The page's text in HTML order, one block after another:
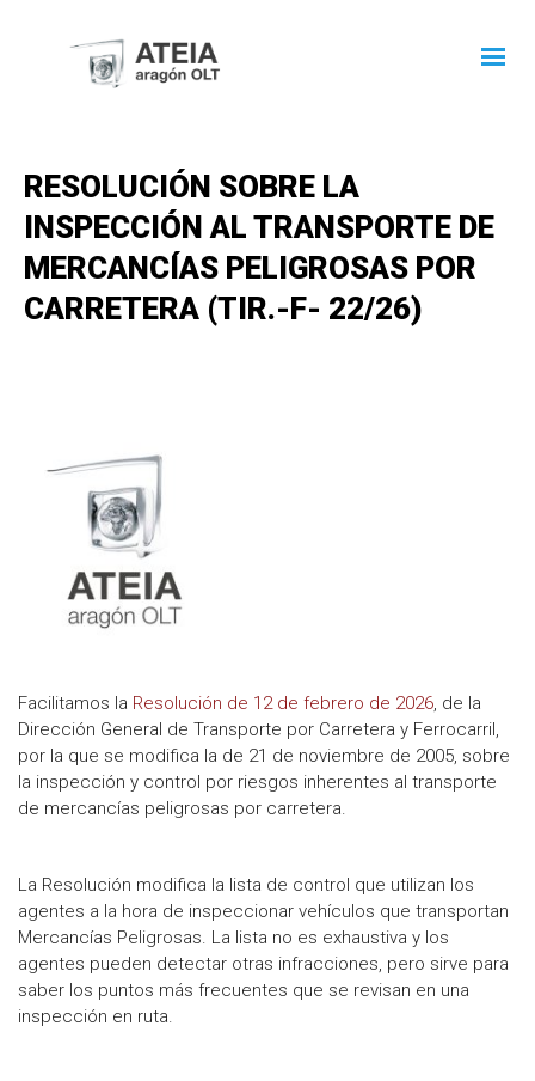
RESOLUCIÓN SOBRE LA
INSPECCIÓN AL TRANSPORTE DE
MERCANCÍAS PELIGROSAS POR
CARRETERA (TIR.-F- 22/26)
Facilitamos la Resolución de 12 de febrero de 2026, de la
Dirección General de Transporte por Carretera y Ferrocarril,
por la que se modifica la de 21 de noviembre de 2005, sobre
la inspección y control por riesgos inherentes al transporte
de mercancías peligrosas por carretera.
La Resolución modifica la lista de control que utilizan los
agentes a la hora de inspeccionar vehículos que transportan
Mercancías Peligrosas. La lista no es exhaustiva y los
agentes pueden detectar otras infracciones, pero sirve para
saber los puntos más frecuentes que se revisan en una
inspección en ruta.